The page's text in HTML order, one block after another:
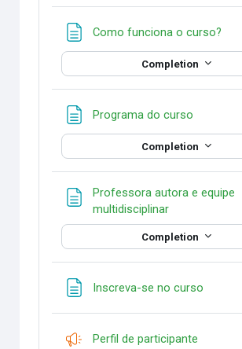
Como funciona o curso?
Completion
Programa do curso
Completion
Professora autora e equipe
multidisciplinarPage
Completion
Inscreva-se no curso
Perfil de participante